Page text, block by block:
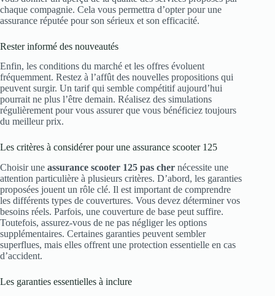
chaque compagnie. Cela vous permettra d’opter pour une
assurance réputée pour son sérieux et son efficacité.
Rester informé des nouveautés
Enfin, les conditions du marché et les offres évoluent
fréquemment. Restez à l’affût des nouvelles propositions qui
peuvent surgir. Un tarif qui semble compétitif aujourd’hui
pourrait ne plus l’être demain. Réalisez des simulations
régulièrement pour vous assurer que vous bénéficiez toujours
du meilleur prix.
Les critères à considérer pour une assurance scooter 125
Choisir une assurance scooter 125 pas cher nécessite une
attention particulière à plusieurs critères. D’abord, les garanties
proposées jouent un rôle clé. Il est important de comprendre
les différents types de couvertures. Vous devez déterminer vos
besoins réels. Parfois, une couverture de base peut suffire.
Toutefois, assurez-vous de ne pas négliger les options
supplémentaires. Certaines garanties peuvent sembler
superflues, mais elles offrent une protection essentielle en cas
d’accident.
Les garanties essentielles à inclure